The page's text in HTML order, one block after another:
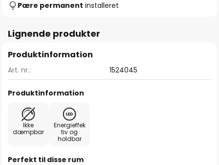
Pære permanent installeret
Lignende produkter
Produktinformation
Art. nr.: 1524045
Produktinformation
Ikke
dæmpbar
Energieffek
tiv og
holdbar
Perfekt til disse rum